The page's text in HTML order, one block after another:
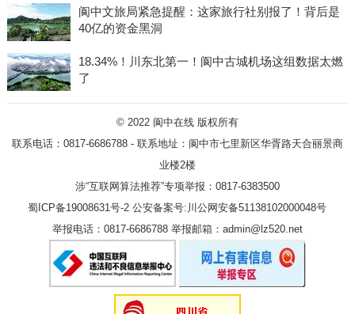
阆中文旅局紧急提醒：这家旅行社别报了！背后是
40亿的资金黑洞
18.34%！川东北第一！阆中古城机场这组数据太燃
了
© 2022 阆中在线版权所有
联系电话：0817-6686788 - 联系地址：阆中市七里新区华胥路天合丽景商
业楼2楼
涉“互联网算法推荐”专项举报：0817-6383500
蜀ICP备19008631号-2 公安备案号:川公网安备51138102000048号
举报电话：0817-6686788 举报邮箱：admin@lz520.net